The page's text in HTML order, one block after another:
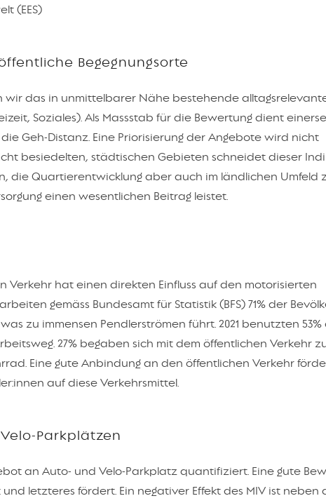
(EES)
Begegnungsorte
wir das in unmittelbarer Nähe bestehende
Soziales). Als Massstab für die Bewertung dient
Geh-Distanz. Eine Priorisierung der Angebote wird nicht
besiedelten, städtischen Gebieten schneidet dieser
die Quartierentwicklung aber auch im ländlichen Umfeld
einen wesentlichen Beitrag leistet.
Verkehr hat einen direkten Einfluss auf den motorisierten
gemäss Bundesamt für Statistik (BFS) 71% der
zu immensen Pendlerströmen führt. 2021 benutzten
27% begaben sich mit dem öffentlichen Verkehr
Eine gute Anbindung an den öffentlichen Verkehr
auf diese Verkehrsmittel.
Parkplätzen
an Auto- und Velo-Parkplatz quantifiziert. Eine gute
letzteres fördert. Ein negativer Effekt des MIV ist neben